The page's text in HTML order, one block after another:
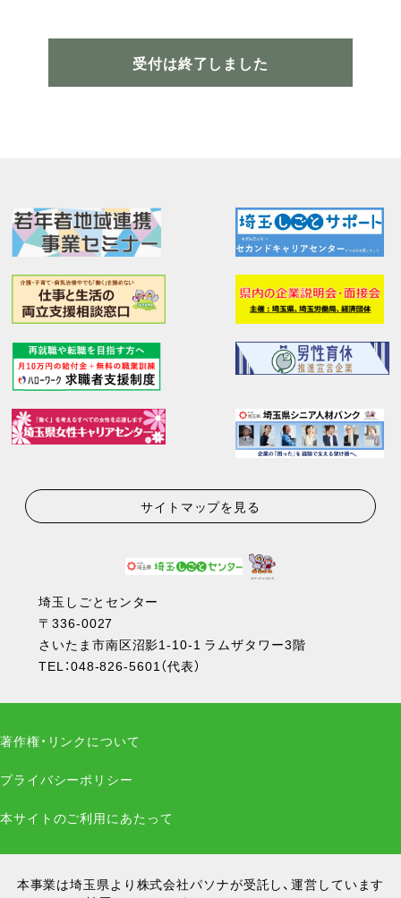
受付は終了しました
サイトマップを見る
埼玉しごとセンター
〒336-0027
さいたま市南区沼影1-10-1 ラムザタワー3階
TEL：048-826-5601（代表）
著作権・リンクについて
プライバシーポリシー
本サイトのご利用にあたって
本事業は埼玉県より株式会社パソナが受託し、運営しています